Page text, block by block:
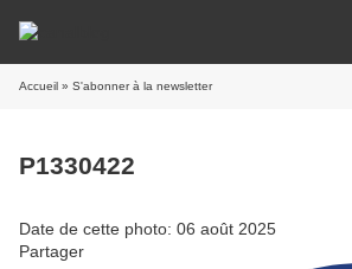
Accueil » S'abonner à la newsletter
P1330422
Date de cette photo: 06 août 2025
Partager